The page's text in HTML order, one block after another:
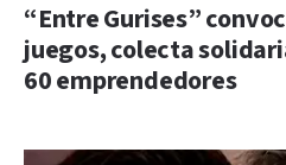
“Entre Gurises”
juegos, colecta
60 emprendedores